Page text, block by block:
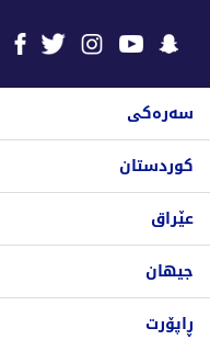
سەرەکی
کوردستان
عێراق
جیهان
ڕاپۆرت